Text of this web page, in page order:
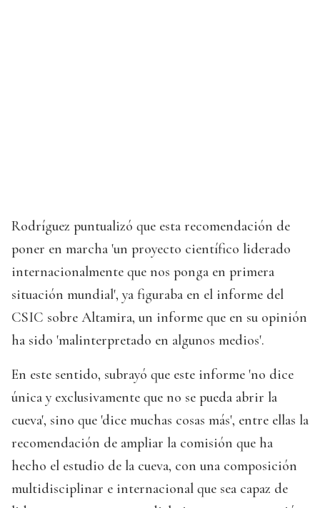
Rodríguez puntualizó que esta recomendación de
poner en marcha 'un proyecto científico liderado
internacionalmente que nos ponga en primera
situación mundial', ya figuraba en el informe del
CSIC sobre Altamira, un informe que en su opinión
ha sido 'malinterpretado en algunos medios'.
En este sentido, subrayó que este informe 'no dice
única y exclusivamente que no se pueda abrir la
cueva', sino que 'dice muchas cosas más', entre ellas la
recomendación de ampliar la comisión que ha
hecho el estudio de la cueva, con una composición
multidisciplinar e internacional que sea capaz de